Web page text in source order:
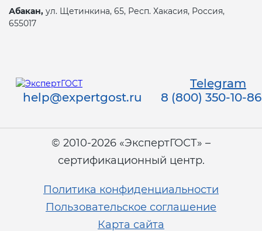
Абакан, ул. Щетинкина, 65, Респ. Хакасия, Россия,
655017
Telegram
help@expertgost.ru
8 (800) 350-10-86
© 2010-2026 «ЭкспертГОСТ» –
сертификационный центр.
Политика конфиденциальности
Пользовательское соглашение
Карта сайта